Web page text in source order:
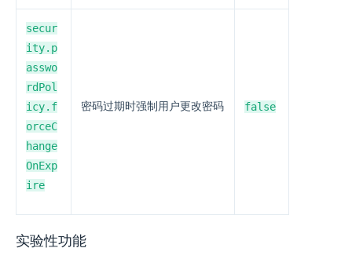
secur
ity.p
asswo
rdPol
icy.f
orceC
hange
OnExp
ire
密码过期时强制用户更改密码 false
实验性功能